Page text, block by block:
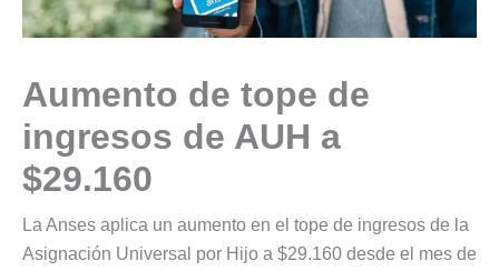
Aumento de tope de
ingresos de AUH a
$29.160
La Anses aplica un aumento en el tope de ingresos de la
Asignación Universal por Hijo a $29.160 desde el mes de